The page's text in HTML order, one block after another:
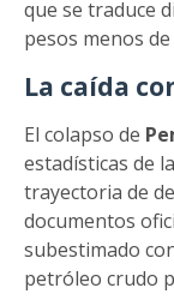
que se traduce
pesos menos
La caída
El colapso de
estadísticas de
trayectoria de
documentos
subestimado
petróleo crudo